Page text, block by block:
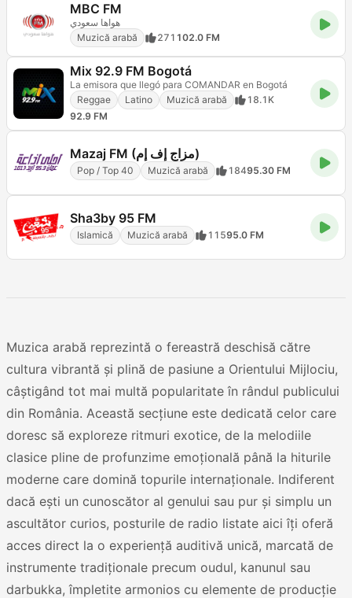
MBC FM
هواها سعودي
Muzică arabă
271 102.0 FM
Mix 92.9 FM Bogotá
La emisora que llegó para COMANDAR en Bogotá
Reggae
Latino Muzică arabă
18.1K
92.9 FM
Mazaj FM (مزاج إف إم)
Pop / Top 40 Muzică arabă 18495.30 FM
Sha3by 95 FM
Islamică Muzică arabă 11595.0 FM
Muzica arabă reprezintă o fereastră deschisă către
cultura vibrantă și plină de pasiune a Orientului Mijlociu,
câștigând tot mai multă popularitate în rândul publicului
din România. Această secțiune este dedicată celor care
doresc să exploreze ritmuri exotice, de la melodiile
clasice pline de profunzime emoțională până la hiturile
moderne care domină topurile internaționale. Indiferent
dacă ești un cunoscător al genului sau pur și simplu un
ascultător curios, posturile de radio listate aici îți oferă
acces direct la o experiență auditivă unică, marcată de
instrumente tradiționale precum oudul, kanunul sau
darbukka, împletite armonios cu elemente de producție